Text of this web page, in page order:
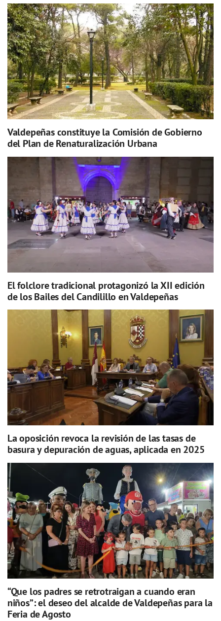
Valdepeñas constituye la Comisión de Gobierno
del Plan de Renaturalización Urbana
El folclore tradicional protagonizó la XII edición
de los Bailes del Candilillo en Valdepeñas
La oposición revoca la revisión de las tasas de
basura y depuración de aguas, aplicada en 2025
“Que los padres se retrotraigan a cuando eran
niños”: el deseo del alcalde de Valdepeñas para la
Feria de Agosto